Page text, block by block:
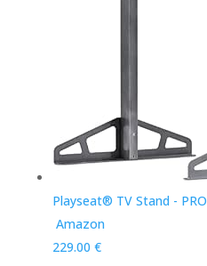
Playseat® TV Stand - PRO
Amazon
229.00 €